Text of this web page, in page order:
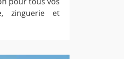
zinguerie et